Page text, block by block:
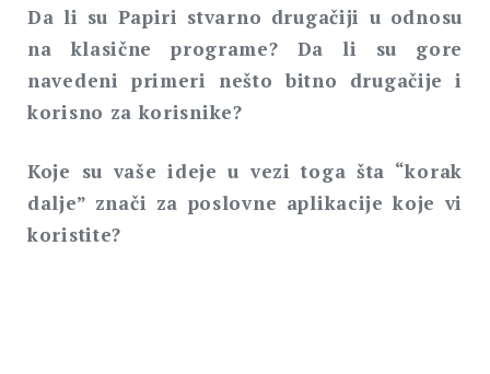
Da li su Papiri stvarno drugačiji u odnosu
na klasične programe? Da li su gore
navedeni primeri nešto bitno drugačije i
korisno za korisnike?
Koje su vaše ideje u vezi toga šta “korak
dalje” znači za poslovne aplikacije koje vi
koristite?